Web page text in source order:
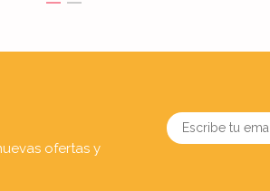
ofertas y